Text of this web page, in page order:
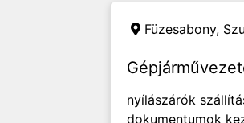
Füzesabony,
nyílászárók
dokumentumok